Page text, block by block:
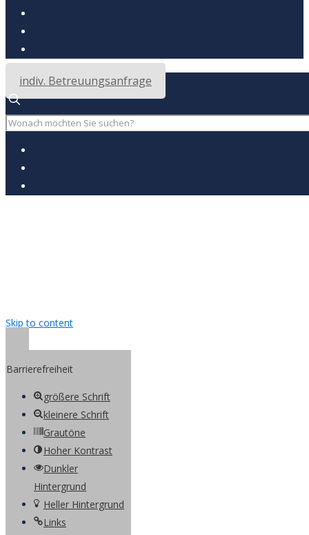
indiv. Betreuungsanfrage
Skip to content
Barrierefreiheit
größere Schrift
kleinere Schrift
Grautöne
Hoher Kontrast
Dunkler
Hintergrund
Heller Hintergrund
Links